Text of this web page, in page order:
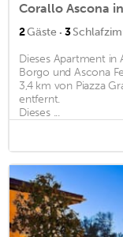
Corallo Ascona
2Gäste · 3
Dieses Apartment in
Borgo und Ascona
3,4 km von Piazza
entfernt.
Dieses ...